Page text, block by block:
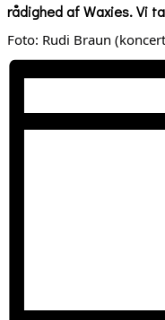
rådighed af Waxies. Vi
Foto: Rudi Braun